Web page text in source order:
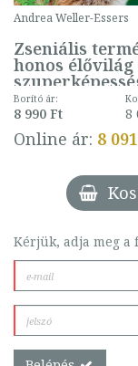
Andrea Weller-Essers
Zseniális
honos élővilág
mint 500 fotó -
MICSODA
Borító ár:
8 990 Ft 8
Online ár: 8
Kérjük, adja meg a